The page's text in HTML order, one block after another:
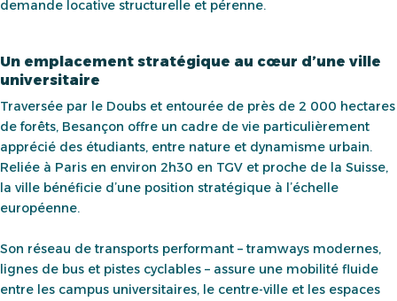
demande locative structurelle et pérenne.
Un emplacement stratégique au cœur d’une ville
universitaire
Traversée par le Doubs et entourée de près de 2 000 hectares
de forêts, Besançon offre un cadre de vie particulièrement
apprécié des étudiants, entre nature et dynamisme urbain.
Reliée à Paris en environ 2h30 en TGV et proche de la Suisse,
la ville bénéficie d’une position stratégique à l’échelle
européenne.
Son réseau de transports performant – tramways modernes,
lignes de bus et pistes cyclables – assure une mobilité fluide
entre les campus universitaires, le centre-ville et les espaces